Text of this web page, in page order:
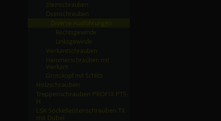
Steinschrauben
Ösenschrauben
Rechtsgewinde
Linksgewinde
Vierkantschrauben
Hammerschrauben mit
Vierkant
Grosskopf mit Schlitz
Holzschrauben
Treppenschrauben PROFIX PTS-
H
LSK Sockelleistenschrauben TX
mit Dübel